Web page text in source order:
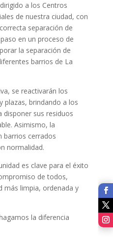
a los Centros
de nuestra ciudad, con
separación de
en un proceso de
la separación de
barrios de La
se reactivarán los
plazas, brindando a los
disponer sus residuos
Asimismo, la
barrios cerrados
normalidad.
es clave para el éxito
de todos,
más limpia, ordenada y
la diferencia